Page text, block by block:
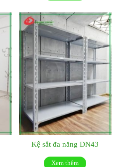
Kệ sắt đa năng DN43
Xem thêm